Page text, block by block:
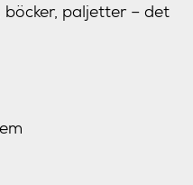
paljetter – det